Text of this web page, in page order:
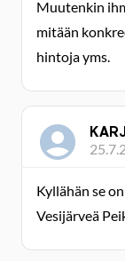
Muutenkin
mitään
hintoja yms.
Kyllähän se
Vesijärveä